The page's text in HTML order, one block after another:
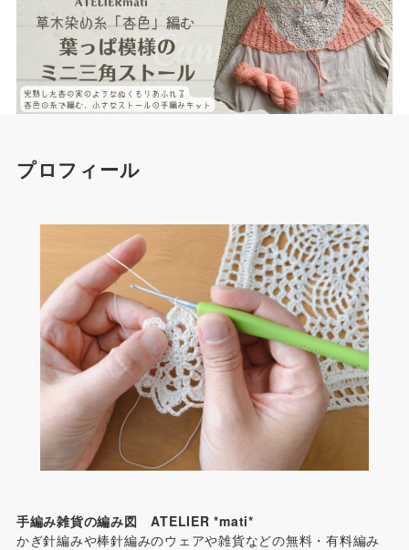
プロフィール
手編み雑貨の編み図 ATELIER *mati*
かぎ針編みや棒針編みのウェアや雑貨などの無料・有料編み